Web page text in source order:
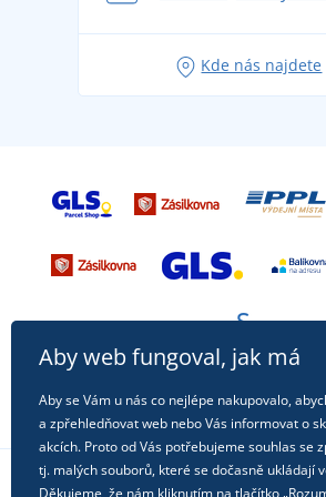
Tipy na svěží outfity pro pohodové léto
Kde nás najdete
Aby web fungoval, jak má
Aby se Vám u nás co nejlépe nakupovalo,
a zpřehledňovat web nebo Vás informovat o
akcích. Proto od Vás potřebujeme souhlas se
tj. malých souborů, které se dočasně ukládají
Děkujeme, že nám kliknutím na tlačítko